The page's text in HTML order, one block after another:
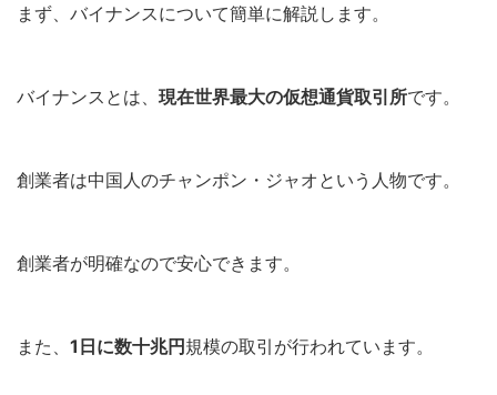
まず、バイナンスについて簡単に解説します。
バイナンスとは、 現在世界最大の仮想通貨取引所です。
創業者は中国人のチャンポン・ジャオという人物です。
創業者が明確なので安心できます。
また、 1日に数十兆円規模の取引が行われています。